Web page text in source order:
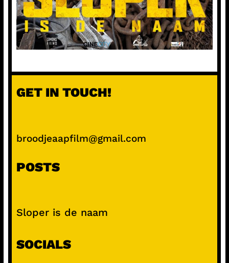
GET IN TOUCH!
broodjeaapfilm@gmail.com
POSTS
Sloper is de naam
SOCIALS